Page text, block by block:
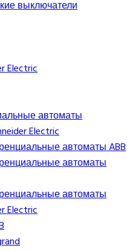
выключатели
Electric
автоматы
Electric
автоматы ABB
автоматы
автоматы
Electric